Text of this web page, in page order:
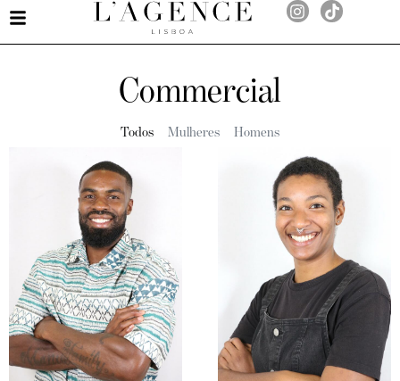
Commercial
Homens
Mulheres
Todos